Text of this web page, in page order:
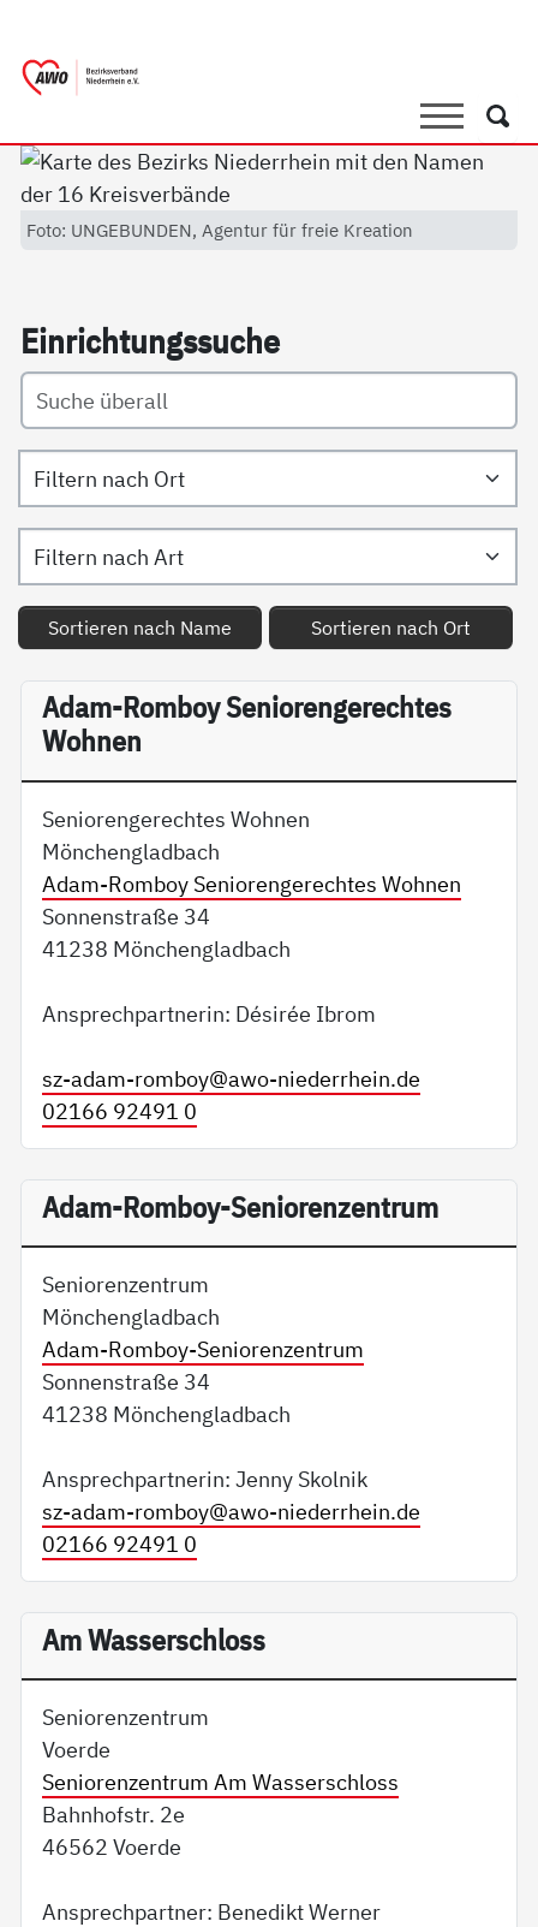
SucheSuche
Foto: UNGEBUNDEN, Agentur für freie Kreation
Ein­rich­tungs­su­che
Filtern nach Ort
Filtern nach Art
Sortieren nach Name Sortieren nach Ort
Adam-Romboy Seniorengerechtes
Wohnen
Seniorengerechtes Wohnen
Mönchengladbach
Adam-Romboy Seniorengerechtes Wohnen
Sonnenstraße 34
41238 Mönchengladbach
Ansprechpartnerin: Désirée Ibrom
sz-adam-romboy@awo-niederrhein.de
02166 92491 0
Adam-Romboy-Seniorenzentrum
Seniorenzentrum
Mönchengladbach
Adam-Romboy-Seniorenzentrum
Sonnenstraße 34
41238 Mönchengladbach
Ansprechpartnerin: Jenny Skolnik
sz-adam-romboy@awo-niederrhein.de
02166 92491 0
Am Wasserschloss
Seniorenzentrum
Voerde
Seniorenzentrum Am Wasserschloss
Bahnhofstr. 2e
46562 Voerde
Ansprechpartner: Benedikt Werner